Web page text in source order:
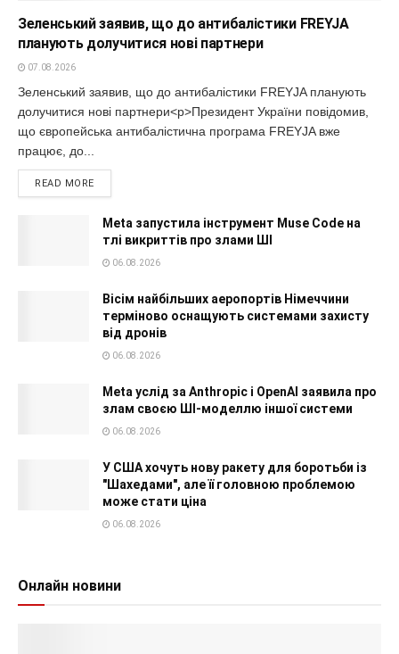
Зеленський заявив, що до антибалістики FREYJA
планують долучитися нові партнери
07.08.2026
Зеленський заявив, що до антибалістики FREYJA планують
долучитися нові партнери<p>Президент України повідомив,
що європейська антибалістична програма FREYJA вже
працює, до...
READ MORE
Meta запустила інструмент Muse Code на
тлі викриттів про злами ШІ
06.08.2026
Вісім найбільших аеропортів Німеччини
терміново оснащують системами захисту
від дронів
06.08.2026
Meta услід за Anthropic і OpenAI заявила про
злам своєю ШІ-моделлю іншої системи
06.08.2026
У США хочуть нову ракету для боротьби із
"Шахедами", але її головною проблемою
може стати ціна
06.08.2026
Онлайн новини